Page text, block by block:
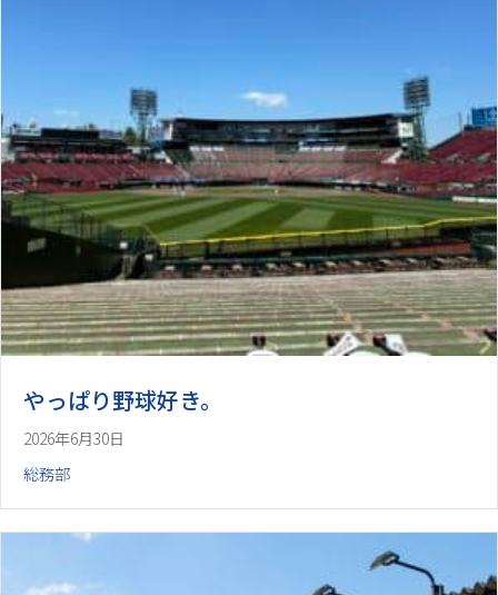
やっぱり野球好き。
2026年6月30日
総務部